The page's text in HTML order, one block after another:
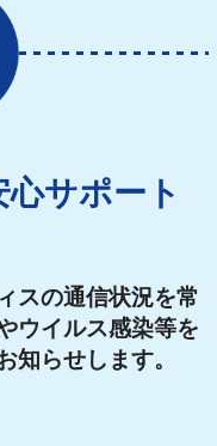
心サポート
スの通信状況を常
ウイルス感染等を
知らせします。